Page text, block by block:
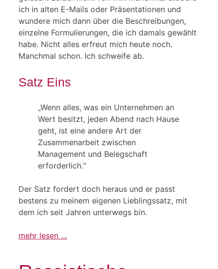
ich in alten E-Mails oder Präsentationen und
wundere mich dann über die Beschreibungen,
einzelne Formulierungen, die ich damals gewählt
habe. Nicht alles erfreut mich heute noch.
Manchmal schon. Ich schweife ab.
Satz Eins
„Wenn alles, was ein Unternehmen an
Wert besitzt, jeden Abend nach Hause
geht, ist eine andere Art der
Zusammenarbeit zwischen
Management und Belegschaft
erforderlich.“
Der Satz fordert doch heraus und er passt
bestens zu meinem eigenen Lieblingssatz, mit
dem ich seit Jahren unterwegs bin.
mehr lesen …